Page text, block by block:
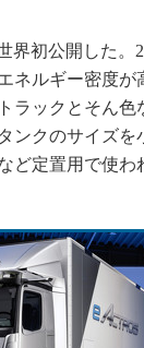
ン
ャパン
計・開発
リティ
への対応
界初公開した。
ネルギー密度が
ラックとそん色
ンクのサイズを
ど定置用で使わ